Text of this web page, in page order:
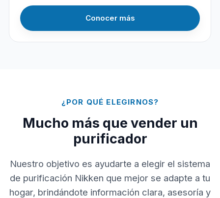
Conocer más
¿POR QUÉ ELEGIRNOS?
Mucho más que vender un
purificador
Nuestro objetivo es ayudarte a elegir el sistema
de purificación Nikken que mejor se adapte a tu
hogar, brindándote información clara, asesoría y